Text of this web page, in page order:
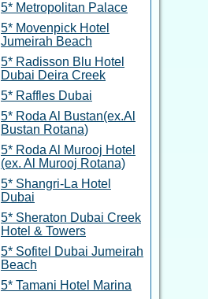
5* Metropolitan Palace
5* Movenpick Hotel
Jumeirah Beach
5* Radisson Blu Hotel
Dubai Deira Creek
5* Raffles Dubai
5* Roda Al Bustan(ex.Al
Bustan Rotana)
5* Roda Al Murooj Hotel
(ex. Al Murooj Rotana)
5* Shangri-La Hotel
Dubai
5* Sheraton Dubai Creek
Hotel & Towers
5* Sofitel Dubai Jumeirah
Beach
5* Tamani Hotel Marina